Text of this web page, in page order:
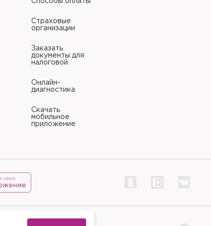
Страховые
организации
Заказать
документы для
налоговой
Онлайн-
диагностика
Скачать
мобильное
приложение